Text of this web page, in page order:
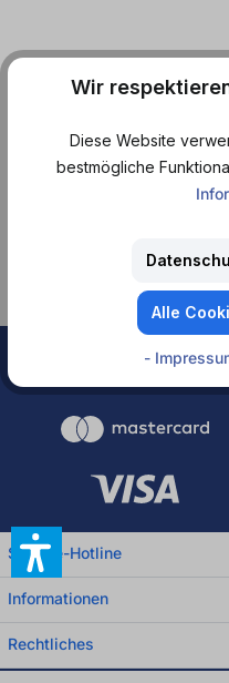
Produkte
Service-Hotline
Informationen
Rechtliches
Wir
Diese Website
bestmögliche
Alle
-